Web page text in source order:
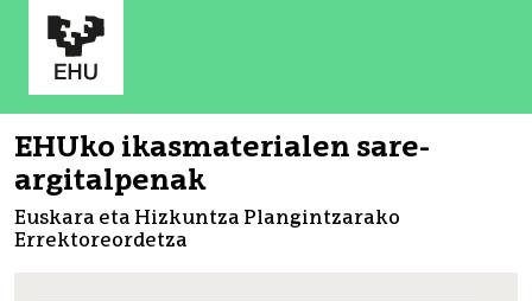
EHUko ikasmaterialen sare-
argitalpenak
Euskara eta Hizkuntza Plangintzarako
Errektoreordetza